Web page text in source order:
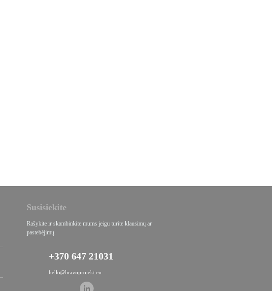
Susisiekite
Rašykite ir skambinkite mums jeigu turite klausimų ar
pastebėjimų.
+370 647 21031
hello@bravoprojekt.eu